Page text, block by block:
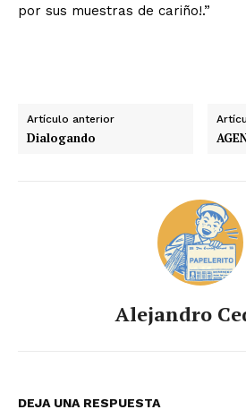
por sus muestras de cariño!.”
Artículo anterior
Dialogando
Alejandro
DEJA UNA RESPUESTA